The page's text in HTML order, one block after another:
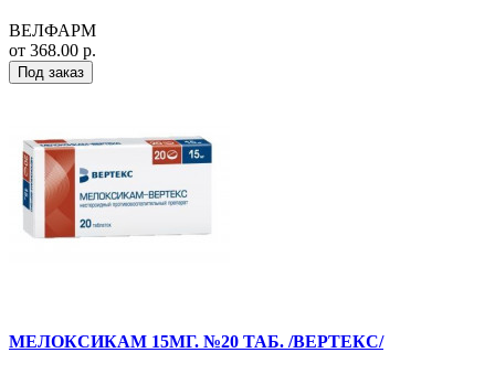
ВЕЛФАРМ
от 368.00 р.
Под заказ
МЕЛОКСИКАМ 15МГ. №20 ТАБ. /ВЕРТЕКС/